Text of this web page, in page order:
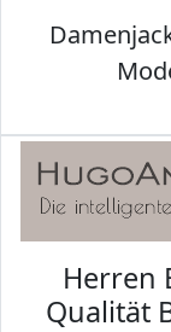
Herren
Qualität